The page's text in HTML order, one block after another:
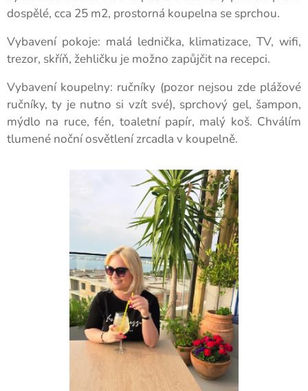
dospělé, cca 25 m2, prostorná koupelna se sprchou.
Vybavení pokoje: malá lednička, klimatizace, TV, wifi,
trezor, skříň, žehličku je možno zapůjčit na recepci.
Vybavení koupelny: ručníky (pozor nejsou zde plážové
ručníky, ty je nutno si vzít své), sprchový gel, šampon,
mýdlo na ruce, fén, toaletní papír, malý koš. Chválím
tlumené noční osvětlení zrcadla v koupelně.